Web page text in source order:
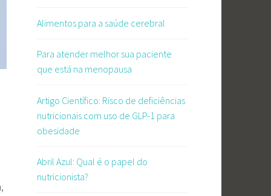
Alimentos para a saúde cerebral
Para atender melhor sua paciente
que está na menopausa
Artigo Científico: Risco de deficiências
nutricionais com uso de GLP-1 para
obesidade
Abril Azul: Qual é o papel do
nutricionista?